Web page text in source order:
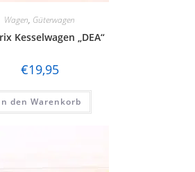
Wagen, Güterwagen
Kesselwagen „DEA“
€19,95
den Warenkorb